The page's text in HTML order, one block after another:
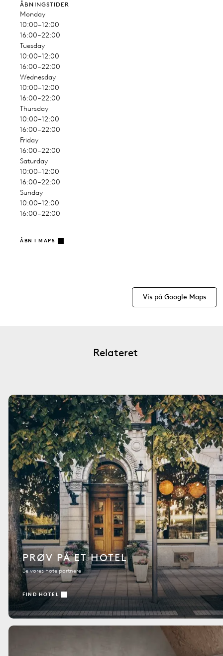
ÅBNINGSTIDER
Monday
10:00–12:00
16:00–22:00
Tuesday
10:00–12:00
16:00–22:00
Wednesday
10:00–12:00
16:00–22:00
Thursday
10:00–12:00
16:00–22:00
Friday
16:00–22:00
Saturday
10:00–12:00
16:00–22:00
Sunday
10:00–12:00
16:00–22:00
ÅBN I MAPS
Vis på Google Maps
Relateret
PRØV PÅ ET HOTEL
Se vores hotelpartnere
FIND HOTEL